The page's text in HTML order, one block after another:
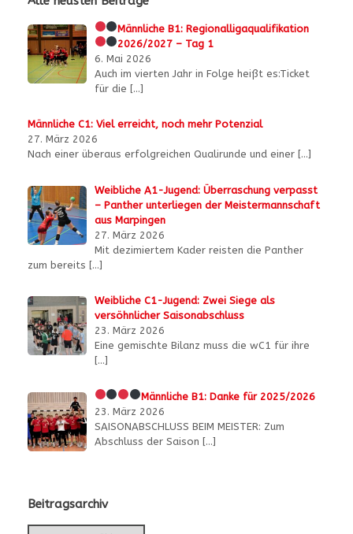
Männliche B1:Regionalligaqualifikation
2026/2027 – Tag 1
6. Mai 2026
Auch im vierten Jahr in Folge heißt es:Ticket
für die […]
Männliche C1: Viel erreicht, noch mehr Potenzial
27. März 2026
Nach einer überaus erfolgreichen Qualirunde und einer […]
Weibliche A1-Jugend: Überraschung verpasst
– Panther unterliegen der Meistermannschaft
aus Marpingen
27. März 2026
Mit dezimiertem Kader reisten die Panther
zum bereits […]
Weibliche C1-Jugend: Zwei Siege als
versöhnlicher Saisonabschluss
23. März 2026
Eine gemischte Bilanz muss die wC1 für ihre
[…]
Männliche B1: Danke für 2025/2026
23. März 2026
SAISONABSCHLUSS BEIM MEISTER: Zum
Abschluss der Saison […]
Beitragsarchiv